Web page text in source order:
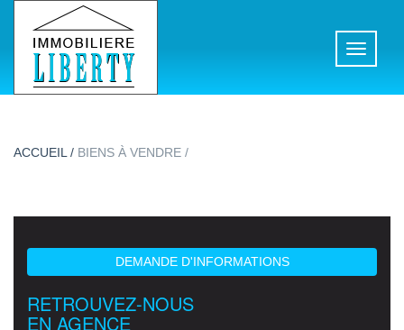
Toggle
ACCUEIL / BIENS À VENDRE /
DEMANDE D'INFORMATIONS
RETROUVEZ-NOUS
EN AGENCE